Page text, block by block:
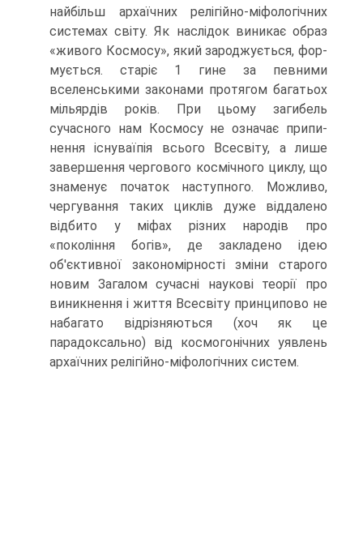
найбільш архаїчних релігійно-міфологічних
системах світу. Як наслідок виникає образ
«живого Космосу», який зароджується, фор­
мується. старіє 1 гине за певними
вселенськими законами протягом багатьох
мільярдів років. При цьому загибель
сучасного нам Космосу не означає припи­
нення існуваїпія всього Всесвіту, а лише
завершення чергового космічного цик­лу, що
знаменує початок наступного. Можливо,
чергування таких циклів дуже віддалено
відбито у міфах різних народів про
«покоління богів», де закладено ідею
об'єктивної закономірності зміни старого
новим Загалом сучасні наукові теорії про
виникнення і життя Всесвіту принципово не
набагато відрізня­ються (хоч як це
парадоксально) від космогонічних уявлень
архаїчних релі­гійно-міфологічних систем.